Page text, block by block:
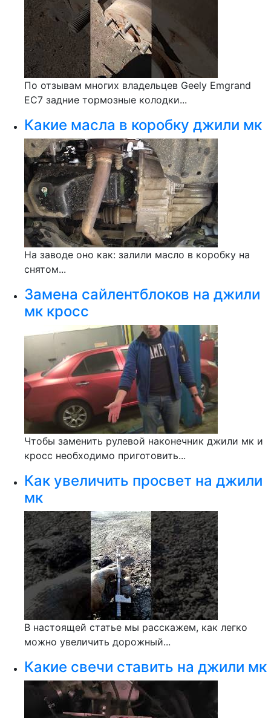
По отзывам многих владельцев Geely Emgrand
EC7 задние тормозные колодки...
Какие масла в коробку джили мк
На заводе оно как: залили масло в коробку на
снятом...
Замена сайлентблоков на джили
мк кросс
Чтобы заменить рулевой наконечник джили мк и
кросс необходимо приготовить...
Как увеличить просвет на джили
мк
В настоящей статье мы расскажем, как легко
можно увеличить дорожный...
Какие свечи ставить на джили мк